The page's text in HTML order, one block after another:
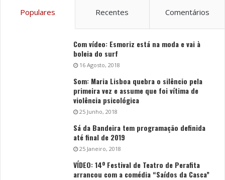
Populares Recentes Comentários
Com vídeo: Esmoriz está na moda e vai à
boleia do surf
16 Agosto, 2018
Som: Maria Lisboa quebra o silêncio pela
primeira vez e assume que foi vítima de
violência psicológica
25 Junho, 2018
Sá da Bandeira tem programação definida
até final de 2019
25 Janeiro, 2018
VÍDEO: 14º Festival de Teatro de Perafita
arrancou com a comédia “Saídos da Casca”